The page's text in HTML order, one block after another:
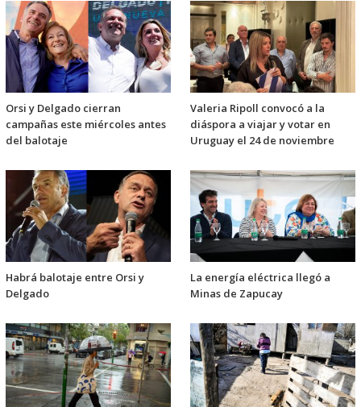
Orsi y Delgado cierran
campañas este miércoles antes
del balotaje
Valeria Ripoll convocó a la
diáspora a viajar y votar en
Uruguay el 24 de noviembre
Habrá balotaje entre Orsi y
Delgado
La energía eléctrica llegó a
Minas de Zapucay